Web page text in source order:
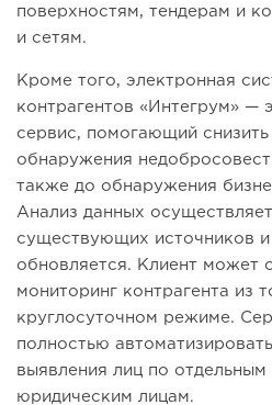
поверхностям, тендерам и
и сетям.
Кроме того, электронная
контрагентов «Интегрум» —
сервис, помогающий
обнаружения
также до обнаружения
Анализ данных
существующих источников и
обновляется.
Клиент может
мониторинг контрагента из
круглосуточном режиме.
полностью
выявления лиц по
юридическим лицам.